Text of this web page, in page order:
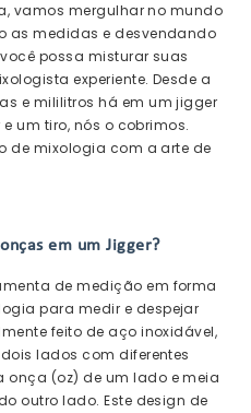
vamos mergulhar no mundo
as medidas e desvendando
possa misturar suas
experiente. Desde a
e mililitros há em um jigger
um tiro, nós o cobrimos.
de mixologia com a arte de
em um Jigger?
de medição em forma
para medir e despejar
feito de aço inoxidável,
lados com diferentes
(oz) de um lado e meia
outro lado. Este design de